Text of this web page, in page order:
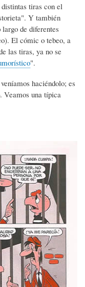
tiras con el
Y también
de diferentes
El cómic o tebeo, a
las tiras, ya no se
".
haciéndolo; es
Veamos una típica